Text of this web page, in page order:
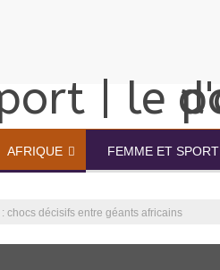
AFRIQUE FEMME ET SPORT
chocs décisifs entre géants africains